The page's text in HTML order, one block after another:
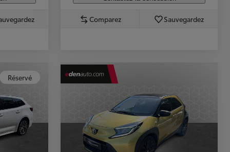
Comparez Sauvegardez
Réservé